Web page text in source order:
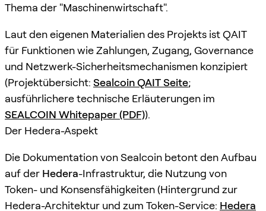
Thema der "Maschinenwirtschaft".
Laut den eigenen Materialien des Projekts ist QAIT
für Funktionen wie Zahlungen, Zugang, Governance
und Netzwerk-Sicherheitsmechanismen konzipiert
(Projektübersicht: Sealcoin QAIT Seite;
ausführlichere technische Erläuterungen im
SEALCOIN Whitepaper (PDF)).
Der Hedera-Aspekt
Die Dokumentation von Sealcoin betont den Aufbau
auf der Hedera-Infrastruktur, die Nutzung von
Token- und Konsensfähigkeiten (Hintergrund zur
Hedera-Architektur und zum Token-Service: Hedera